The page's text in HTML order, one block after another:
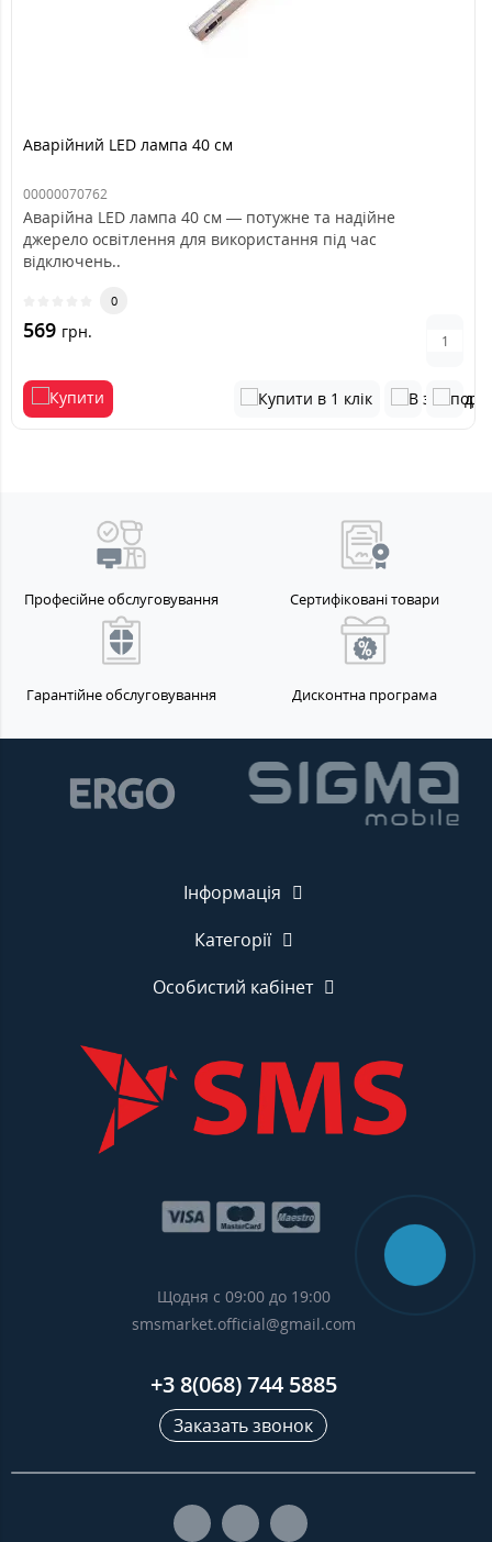
Аварійний LED лампа 40 см
00000070762
Аварійна LED лампа 40 см — потужне та надійне
джерело освітлення для використання під час
відключень..
0
569 грн.
Професійне обслуговування Сертифіковані товари
Гарантійне обслуговування Дисконтна програма
Інформація
Категорії
Особистий кабінет
Щодня с 09:00 до 19:00
smsmarket.official@gmail.com
+3 8(068) 744 5885
Заказать звонок